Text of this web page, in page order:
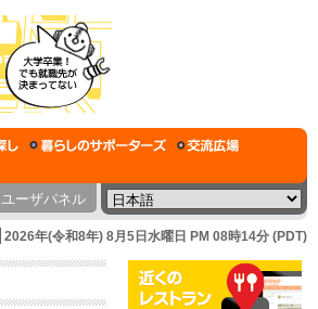
ユーザパネル
2026年(令和8年) 8月5日水曜日 PM 08時14分 (PDT)